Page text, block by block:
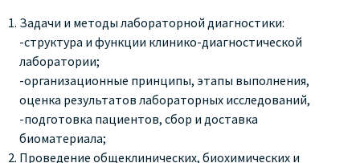
Задачи и методы лабораторной диагностики:
-структура и функции клинико-диагностической
лаборатории;
-организационные принципы, этапы выполнения,
оценка результатов лабораторных исследований,
-подготовка пациентов, сбор и доставка
биоматериала;
Проведение общеклинических, биохимических и